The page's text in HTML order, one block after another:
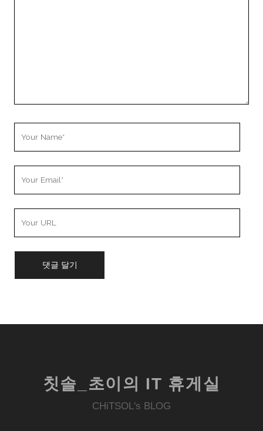
칫솔_초이의 IT 휴게실
CHiTSOL's BLOG